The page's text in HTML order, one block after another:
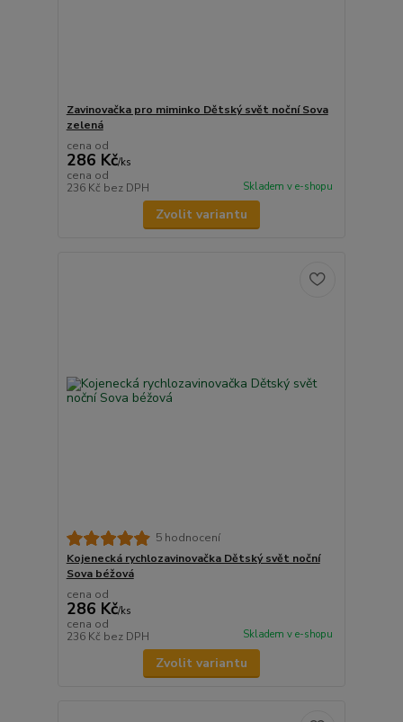
Zavinovačka pro miminko Dětský svět noční Sova
zelená
cena od
286 Kč/ks
cena od
236 Kč bez DPH Skladem v e-shopu
Zvolit variantu
5 hodnocení
Kojenecká rychlozavinovačka Dětský svět noční
Sova béžová
cena od
286 Kč/ks
cena od
236 Kč bez DPH Skladem v e-shopu
Zvolit variantu